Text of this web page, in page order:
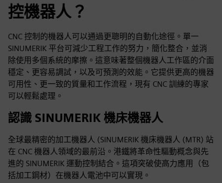
控機器人？
CNC 控制的機器人可以通過更聰明的自動化途徑。單一
SINUMERIK 平台可減少工程工作的努力，簡化整合，並消
除使用多個系統的摩擦。這意味著整個機器人工作區的介面
穩定、更容易調試，以及可預測的效能。它提供更高的機器
可用性、更一致的質量和工作流程，現有 CNC 訓練的專家
可以輕鬆處理。
認識 SINUMERIK 機床機器人
全球最精密的加工機器人 (SINUMERIK 機床機器人 (MTR) 站
在 CNC 機器人領域的最前沿。港鐵將革命性驅動概念與先
進的 SINUMERIK 運動控制結合。這項突破使高力應用（包
括加工鋼材）在機器人電池中可以實現。